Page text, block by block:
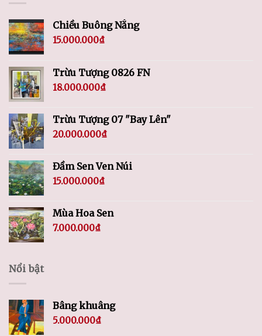
Chiều Buông Nắng
15.000.000₫
Trừu Tượng 0826 FN
18.000.000₫
Trừu Tượng 07 "Bay Lên"
20.000.000₫
Đầm Sen Ven Núi
15.000.000₫
Mùa Hoa Sen
7.000.000₫
Nổi bật
Bâng khuâng
5.000.000₫